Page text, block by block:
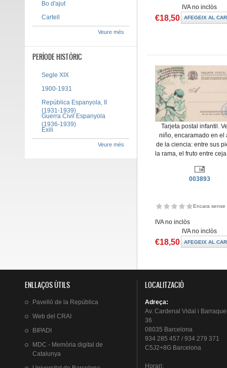
IVA no inclòs
€18,50
Tarjeta postal infantil.
niño, encaramado en el
de la ciencia: entre sus
la rama, el fruto entre
003893
Encara sense
IVA no inclòs
IVA no inclòs
€18,50
Bo d'ajut
Cartell
Veure més
PERÍODE HISTÒRIC
Segle XIX
1900-1931
República Espanyola, II
(1931-1939)
Guerra Civil Espanyola
(1936-1939)
Exili
Veure més
ENLLAÇOS ÚTILS
Pavelló de la República
Web del CRAI
BIPADI
MDC - Memòria digital de
Catalunya
LOCALITZACIÓ
Adreça:
Av. Cardenal Vidal i
36
08035 Barcelona
934 285 457 / 934 279 371
C5J2+8G Barcelona
Horari: